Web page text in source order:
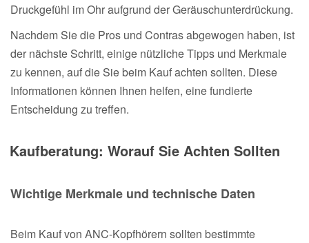
Druckgefühl im Ohr aufgrund der Geräuschunterdrückung.
Nachdem Sie die Pros und Contras abgewogen haben, ist
der nächste Schritt, einige nützliche Tipps und Merkmale
zu kennen, auf die Sie beim Kauf achten sollten. Diese
Informationen können Ihnen helfen, eine fundierte
Entscheidung zu treffen.
Kaufberatung: Worauf Sie Achten Sollten
Wichtige Merkmale und technische Daten
Beim Kauf von ANC-Kopfhörern sollten bestimmte